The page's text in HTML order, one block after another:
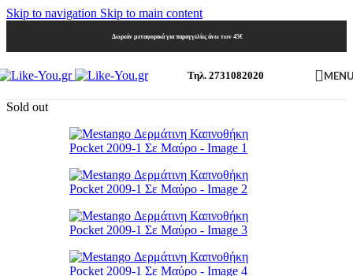
Skip to navigation Skip to main content
Δωρεάν μεταφορικά για παραγγελίες άνω των 45€
Τηλ. 2731082020
Sold out